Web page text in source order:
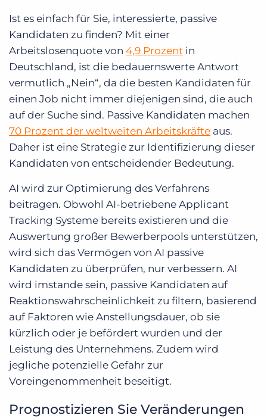
Ist es einfach für Sie, interessierte, passive
Kandidaten zu finden? Mit einer
Arbeitslosenquote von 4,9 Prozent in
Deutschland, ist die bedauernswerte Antwort
vermutlich „Nein“, da die besten Kandidaten für
einen Job nicht immer diejenigen sind, die auch
auf der Suche sind. Passive Kandidaten machen
70 Prozent der weltweiten Arbeitskräfte aus.
Daher ist eine Strategie zur Identifizierung dieser
Kandidaten von entscheidender Bedeutung.
AI wird zur Optimierung des Verfahrens
beitragen. Obwohl AI-betriebene Applicant
Tracking Systeme bereits existieren und die
Auswertung großer Bewerberpools unterstützen,
wird sich das Vermögen von AI passive
Kandidaten zu überprüfen, nur verbessern. AI
wird imstande sein, passive Kandidaten auf
Reaktionswahrscheinlichkeit zu filtern, basierend
auf Faktoren wie Anstellungsdauer, ob sie
kürzlich oder je befördert wurden und der
Leistung des Unternehmens. Zudem wird
jegliche potenzielle Gefahr zur
Voreingenommenheit beseitigt.
Prognostizieren Sie Veränderungen